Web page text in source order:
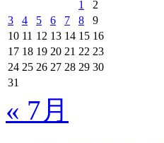
1
2
3
4 5 6 7 8
9
10 11 12 13 14 15 16
17 18 19 20 21 22 23
24 25 26 27 28 29 30
31
« 7月